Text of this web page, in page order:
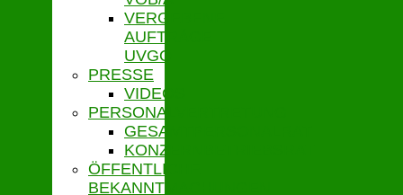
VERGEBENE
AUFTRÄGE
UVGO
PRESSE
VIDEOS
PERSONALVERTRETUNG
GESAMTPERSONALRAT
KONZERNBETRIEBSRAT
ÖFFENTLICHE
BEKANNTMACHUNGEN